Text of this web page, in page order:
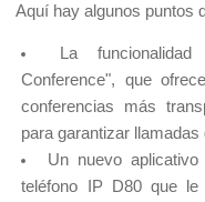
Aquí hay algunos puntos
La
Conference", que
conferencias más
para garantizar
Un nuevo
teléfono IP D80 que